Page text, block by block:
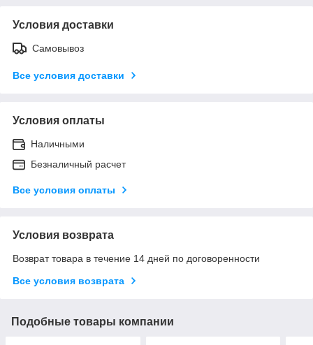
Условия доставки
Самовывоз
Все условия доставки
Условия оплаты
Наличными
Безналичный расчет
Все условия оплаты
Условия возврата
Возврат товара в течение 14 дней по договоренности
Все условия возврата
Подобные товары компании